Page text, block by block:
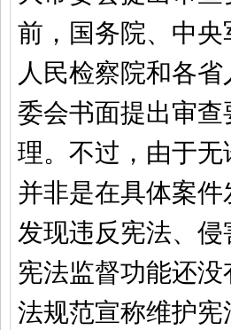
前，国务院、中
人民检察院和各
委会书面提出审
理。不过，由于
并非是在具体案
发现违反宪法、
宪法监督功能还
法规范宣称维护